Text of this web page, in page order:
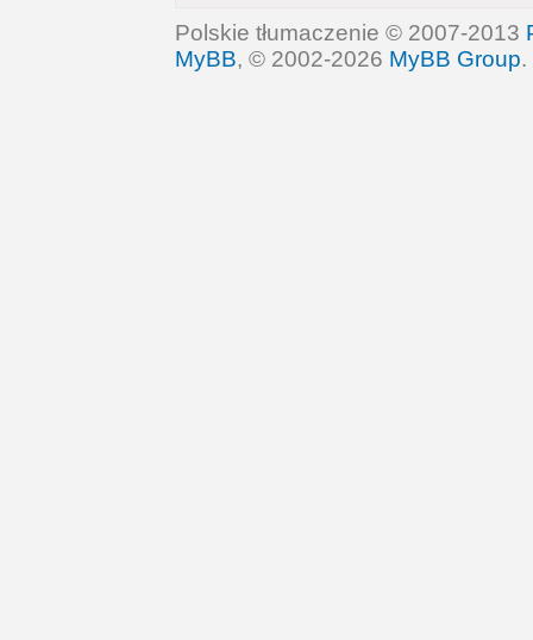
Polskie tłumaczenie © 2007-2013
MyBB, © 2002-2026 MyBB Group.